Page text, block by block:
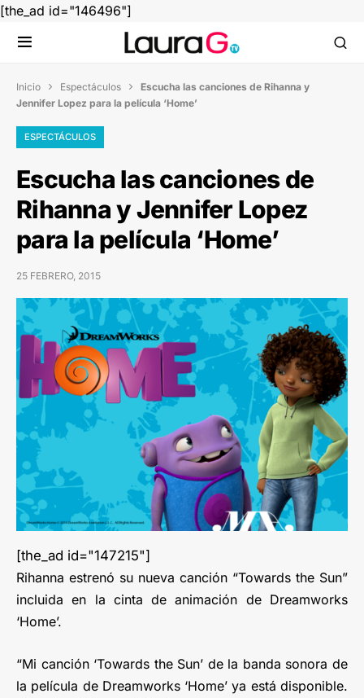
[the_ad id="146496"]
Inicio  Espectáculos  Escucha las canciones de Rihanna y
Jennifer Lopez para la película ‘Home’
ESPECTÁCULOS
Escucha las canciones de
Rihanna y Jennifer Lopez
para la película ‘Home’
25 FEBRERO, 2015
[the_ad id="147215"]
Rihanna estrenó su nueva canción “Towards the Sun”
incluida en la cinta de animación de Dreamworks
‘Home’.
“Mi canción ‘Towards the Sun’ de la banda sonora de
la película de Dreamworks ‘Home’ ya está disponible.